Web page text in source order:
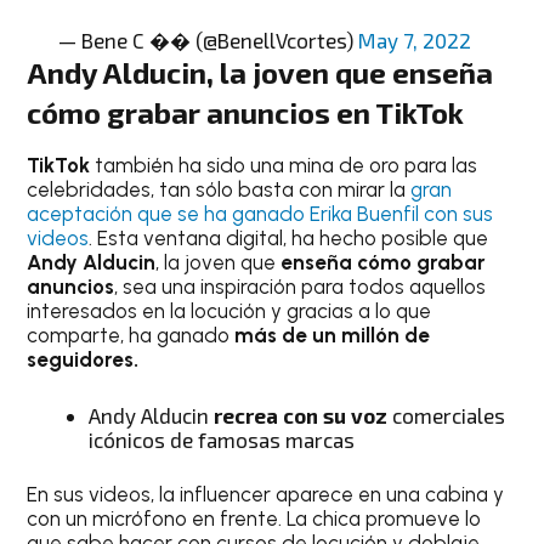
— Bene C �� (@BenellVcortes) May 7, 2022
Andy Alducin, la joven que enseña
cómo grabar anuncios en TikTok
TikTok también ha sido una mina de oro para las
celebridades, tan sólo basta con mirar lagran
aceptación que se ha ganado Erika Buenfil con sus
videos. Esta ventana digital, ha hecho posible que
Andy Alducin, la joven que enseña cómo grabar
anuncios, sea una inspiración para todos aquellos
interesados en la locución y gracias a lo que
comparte, ha ganado más de un millón de
seguidores.
Andy Alducin recrea con su voz comerciales
icónicos de famosas marcas
En sus videos, la influencer aparece en una cabina y
con un micrófono en frente. La chica promueve lo